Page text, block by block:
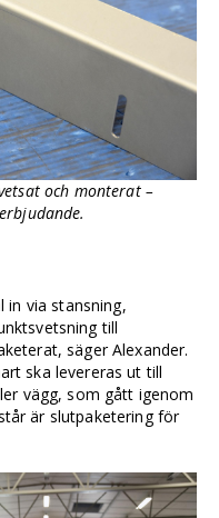
och monterat –
in via stansning,
till
säger Alexander.
ska levereras ut till
vägg, som gått igenom
är slutpaketering för